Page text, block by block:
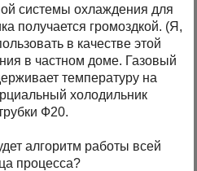
системы охлаждения для
получается громоздкой. (Я,
в качестве этой
в частном доме. Газовый
температуру на
холодильник
Ф20.
алгоритм работы всей
процесса?